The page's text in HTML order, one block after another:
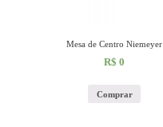
Mesa de Centro Niemeyer
R$ 0
Comprar